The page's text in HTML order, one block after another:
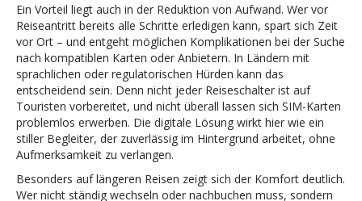
Ein Vorteil liegt auch in der Reduktion von Aufwand. Wer vor
Reiseantritt bereits alle Schritte erledigen kann, spart sich Zeit
vor Ort – und entgeht möglichen Komplikationen bei der Suche
nach kompatiblen Karten oder Anbietern. In Ländern mit
sprachlichen oder regulatorischen Hürden kann das
entscheidend sein. Denn nicht jeder Reiseschalter ist auf
Touristen vorbereitet, und nicht überall lassen sich SIM-Karten
problemlos erwerben. Die digitale Lösung wirkt hier wie ein
stiller Begleiter, der zuverlässig im Hintergrund arbeitet, ohne
Aufmerksamkeit zu verlangen.
Besonders auf längeren Reisen zeigt sich der Komfort deutlich.
Wer nicht ständig wechseln oder nachbuchen muss, sondern